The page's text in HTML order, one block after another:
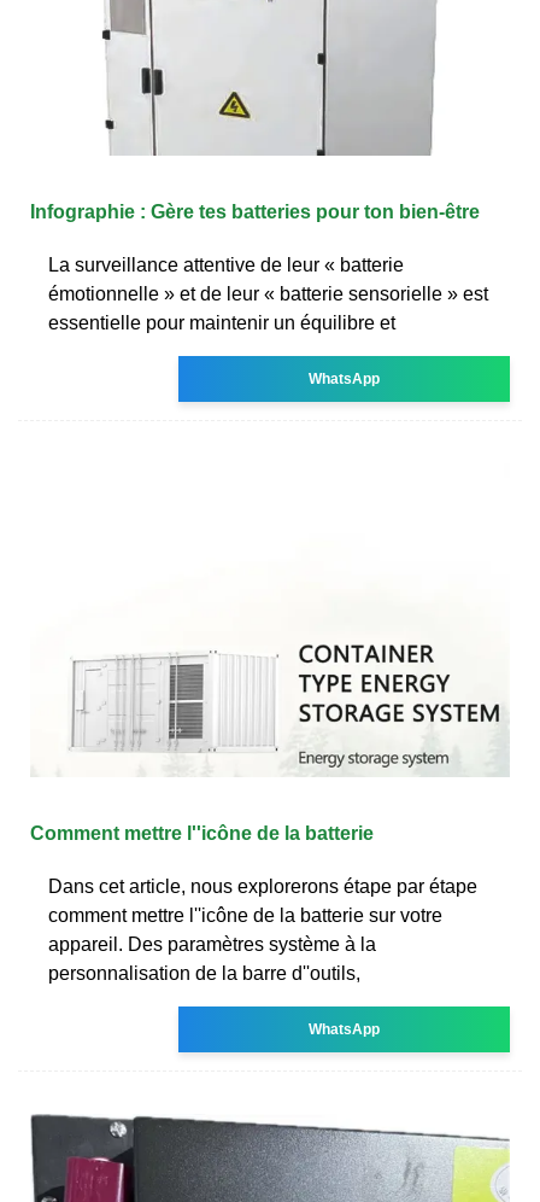
Infographie : Gère tes batteries pour ton bien-être
La surveillance attentive de leur « batterie
émotionnelle » et de leur « batterie sensorielle » est
essentielle pour maintenir un équilibre et
WhatsApp
Comment mettre l''icône de la batterie ️
Dans cet article, nous explorerons étape par étape
comment mettre l''icône de la batterie sur votre
appareil. Des paramètres système à la
personnalisation de la barre d''outils,
WhatsApp